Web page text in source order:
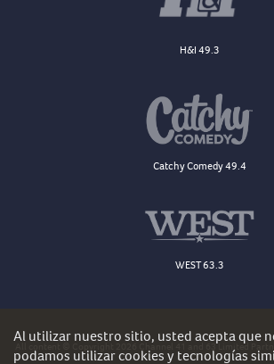
H&I 49.3
Catchy Comedy 49.4
WEST 63.3
All content © Copyright 2026 Channel 41 and 63 Limited
Al utilizar nuestro sitio, usted acepta que
podamos utilizar cookies y tecnologías